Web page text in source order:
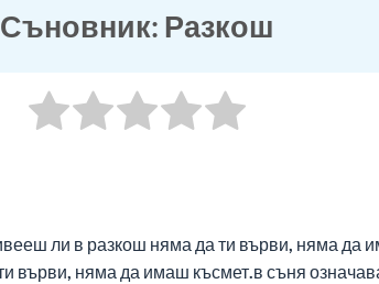
Съновник: Разкош
ли в разкош няма да ти върви, няма да
върви, няма да имаш късмет.в съня